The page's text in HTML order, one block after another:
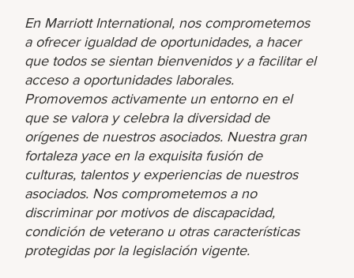
En Marriott International, nos comprometemos
a ofrecer igualdad de oportunidades, a hacer
que todos se sientan bienvenidos y a facilitar el
acceso a oportunidades laborales.
Promovemos activamente un entorno en el
que se valora y celebra la diversidad de
orígenes de nuestros asociados. Nuestra gran
fortaleza yace en la exquisita fusión de
culturas, talentos y experiencias de nuestros
asociados. Nos comprometemos a no
discriminar por motivos de discapacidad,
condición de veterano u otras características
protegidas por la legislación vigente.